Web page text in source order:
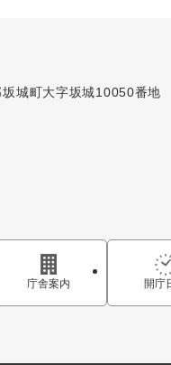
城町大字坂城10050番地
庁舎案内 開庁